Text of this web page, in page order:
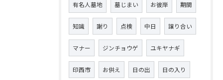
有名人墓地 墓じまい お彼岸 期間
知識 謝り 点検 中日 譲り合い
マナー ジンチョウゲ ユキヤナギ
印西市 お供え 日の出 日の入り